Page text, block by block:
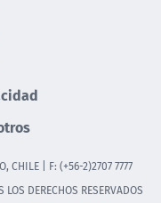
CHILE | F: (+56-2)2707 7777
DERECHOS RESERVADOS